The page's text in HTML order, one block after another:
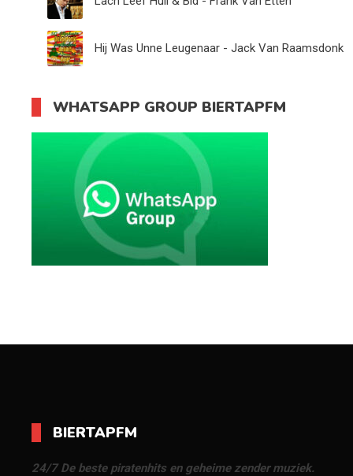
Hij Was Unne Leugenaar - Jack Van Raamsdonk
WHATSAPP GROUP BIERTAPFM
BIERTAPFM
24/7 De beste piratenhits en geheime zender muziek.